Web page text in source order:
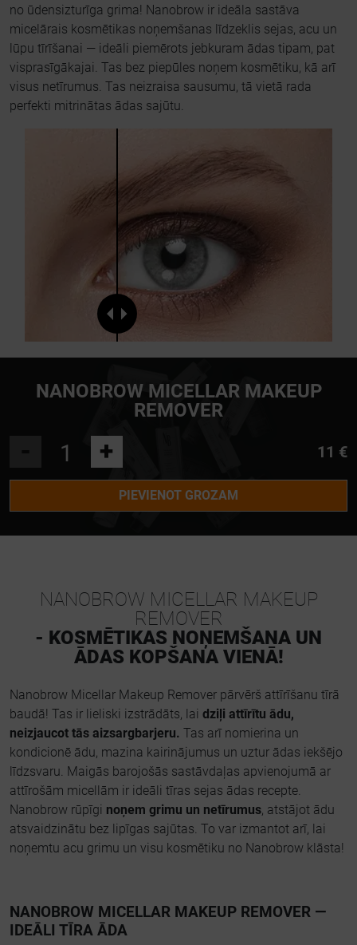
no ūdensizturīga grima! Nanobrow ir ideāla sastāva
micelārais kosmētikas noņemšanas līdzeklis sejas, acu un
lūpu tīrīšanai — ideāli piemērots jebkuram ādas tipam, pat
visprasīgākajai. Tas bez piepūles noņem kosmētiku, kā arī
visus netīrumus. Tas neizraisa sausumu, tā vietā rada
perfekti mitrinātas ādas sajūtu.
NANOBROW MICELLAR MAKEUP
REMOVER
+ 11 €
PIEVIENOT GROZAM
NANOBROW MICELLAR MAKEUP
REMOVER
- KOSMĒTIKAS NOŅEMŠANA UN
ĀDAS KOPŠANA VIENĀ!
Nanobrow Micellar Makeup Remover pārvērš attīrīšanu tīrā
baudā! Tas ir lieliski izstrādāts, lai dziļi attīrītu ādu,
neizjaucot tās aizsargbarjeru. Tas arī nomierina un
kondicionē ādu, mazina kairinājumus un uztur ādas iekšējo
līdzsvaru. Maigās barojošās sastāvdaļas apvienojumā ar
attīrošām micellām ir ideāli tīras sejas ādas recepte.
Nanobrow rūpīgi noņem grimu un netīrumus, atstājot ādu
atsvaidzinātu bez lipīgas sajūtas. To var izmantot arī, lai
noņemtu acu grimu un visu kosmētiku no Nanobrow klāsta!
NANOBROW MICELLAR MAKEUP REMOVER —
IDEĀLI TĪRA ĀDA